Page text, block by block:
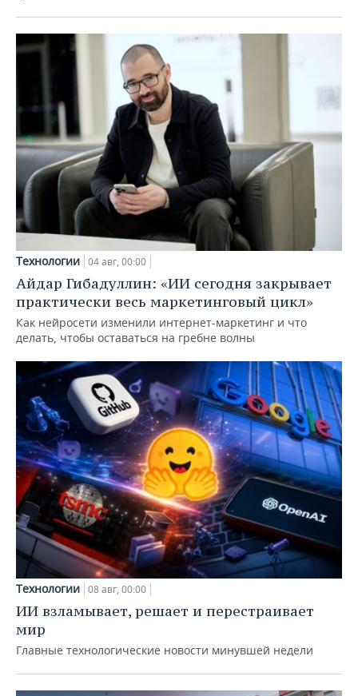
Технологии 04 авг, 00:00
Айдар Гибадуллин: «ИИ сегодня закрывает
практически весь маркетинговый цикл»
Как нейросети изменили интернет-маркетинг и что
делать, чтобы оставаться на гребне волны
Технологии 08 авг, 00:00
ИИ взламывает, решает и перестраивает
мир
Главные технологические новости минувшей недели